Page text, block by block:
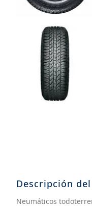
Descripción
Neumáticos
.
aceite
jockey john